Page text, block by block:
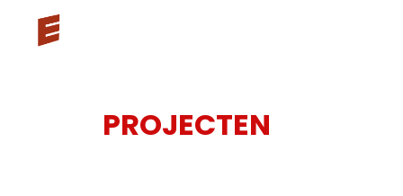
PROJECTEN